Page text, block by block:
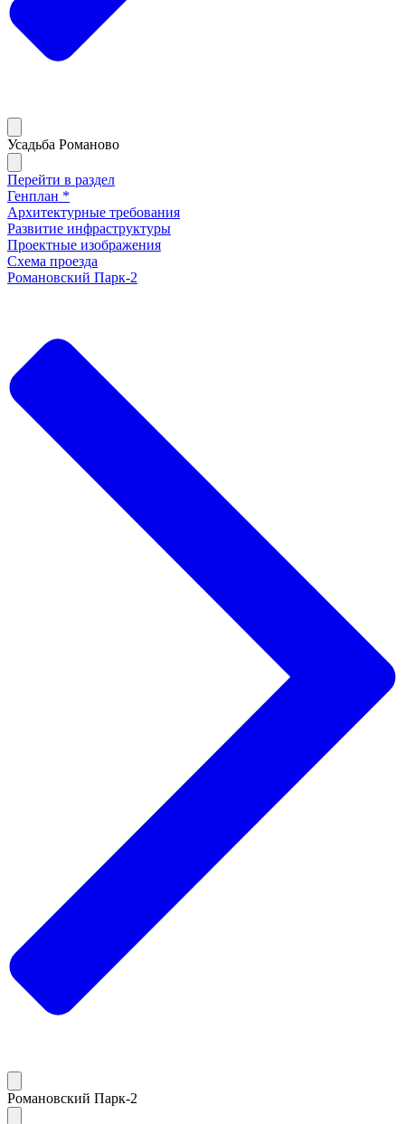
Усадьба Романово
Перейти в раздел
Генплан *
Архитектурные требования
Развитие инфраструктуры
Проектные изображения
Схема проезда
Романовский Парк-2
Романовский Парк-2